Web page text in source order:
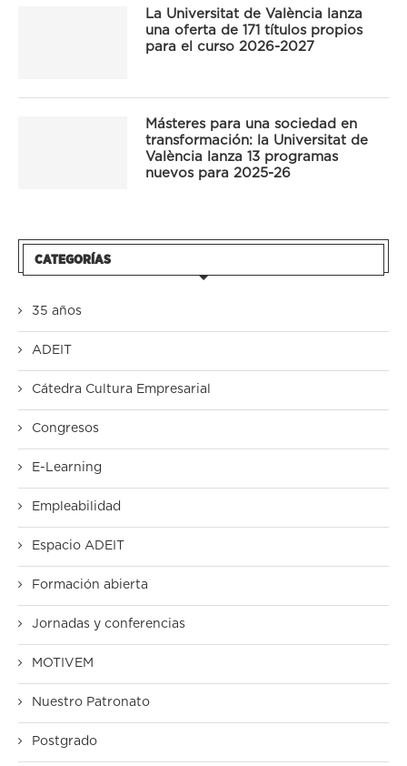
La Universitat de València lanza
una oferta de 171 títulos propios
para el curso 2026-2027
Másteres para una sociedad en
transformación: la Universitat de
València lanza 13 programas
nuevos para 2025-26
CATEGORÍAS
35 años
ADEIT
Cátedra Cultura Empresarial
Congresos
E-Learning
Empleabilidad
Espacio ADEIT
Formación abierta
Jornadas y conferencias
MOTIVEM
Nuestro Patronato
Postgrado